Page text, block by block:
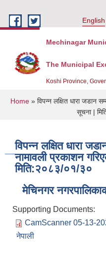
English
Mechinagar
The Municipal
Koshi Province,
You are here
Home » विपन्न लक्षित धारा जडान
सूचना |
विपन्न लक्षित धारा
नामावली प्रकाशन
मिति:२०८३/०१/३०
मेचिनगर
Supporting Documents:
CamScanner 05-13-
नेपाली